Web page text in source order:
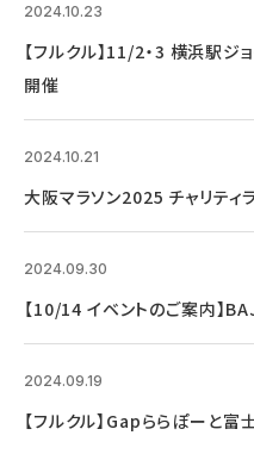
2024.10.23
【フルクル】11/2・3 横浜駅ジ
開催
2024.10.21
大阪マラソン2025 チャリテ
2024.09.30
【10/14 イベントのご案内】
2024.09.19
【フルクル】Gapららぽーと